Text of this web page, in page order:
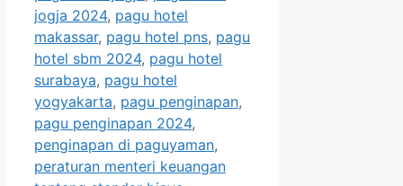
jogja 2024, pagu hotel
makassar, pagu hotel pns, pagu
hotel sbm 2024, pagu hotel
surabaya, pagu hotel
yogyakarta, pagu penginapan,
pagu penginapan 2024,
penginapan di paguyaman,
peraturan menteri keuangan